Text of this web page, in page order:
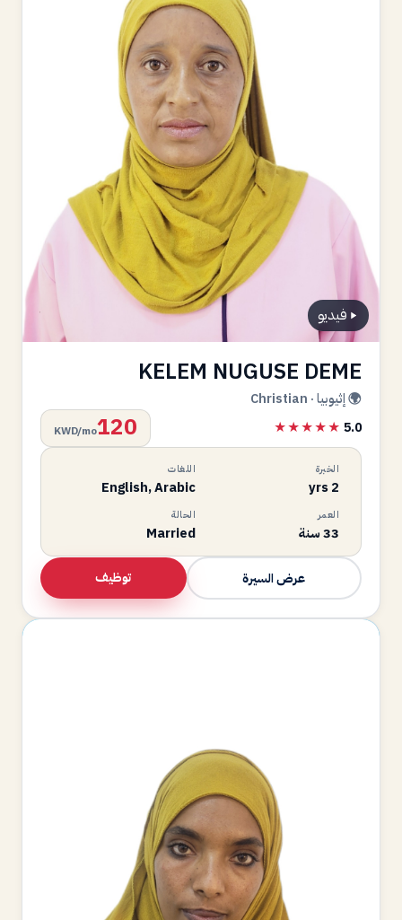
فيديو
KELEM NUGUSE DEME
🌍 إثيوبيا · Christian
★★★★★ 5.0
120
KWD/mo
الخبرة
2 yrs
اللغات
English, Arabic
العمر
33 سنة
الحالة
Married
عرض السيرة توظيف
AC